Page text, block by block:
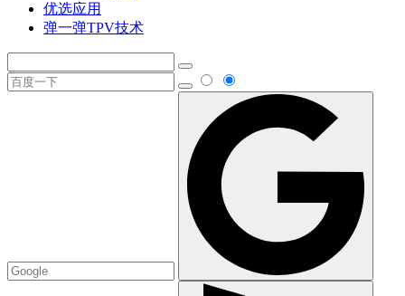
优选应用
弹一弹TPV技术